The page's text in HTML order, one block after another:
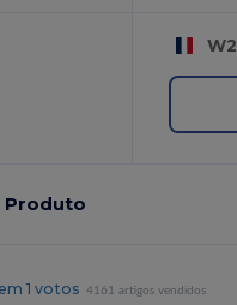
W2
Produto
em 1 votos 4161 artigos vendidos